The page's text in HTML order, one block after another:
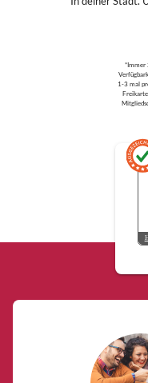
*Immer
1-3 mal